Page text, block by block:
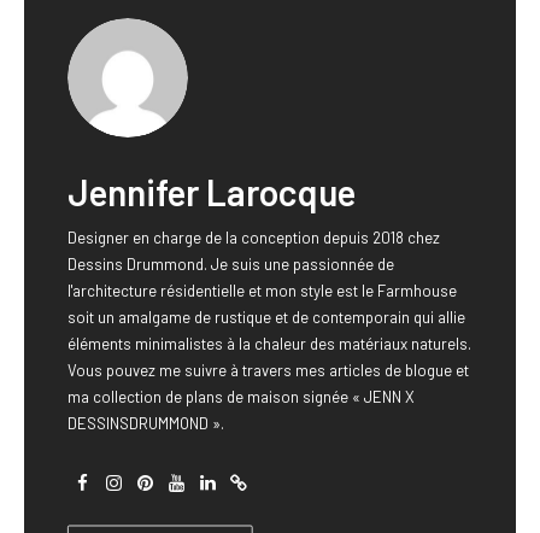
Jennifer Larocque
Designer en charge de la conception depuis 2018 chez
Dessins Drummond. Je suis une passionnée de
l'architecture résidentielle et mon style est le Farmhouse
soit un amalgame de rustique et de contemporain qui allie
éléments minimalistes à la chaleur des matériaux naturels.
Vous pouvez me suivre à travers mes articles de blogue et
ma collection de plans de maison signée « JENN X
DESSINSDRUMMOND ».